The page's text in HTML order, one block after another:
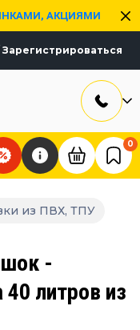
АКЦИЯМИ
0
из ПВХ, ТПУ
-
40 литров из